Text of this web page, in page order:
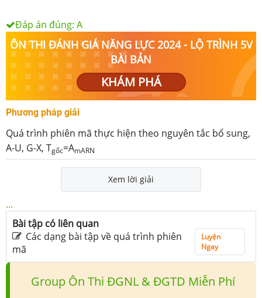
Đáp án đúng: A
ÔN THI ĐÁNH GIÁ NĂNG LỰC 2024 - LỘ TRÌNH 5V
BÀI BẢN
KHÁM PHÁ
Phương pháp giải
Quá trình phiên mã thực hiện theo nguyên tắc bổ sung,
A-U, G-X, Tgốc=AmARN
Xem lời giải
...
Bài tập có liên quan
Các dạng bài tập về quá trình phiên
mã
Luyện
Ngay
Group Ôn Thi ĐGNL & ĐGTD Miễn Phí